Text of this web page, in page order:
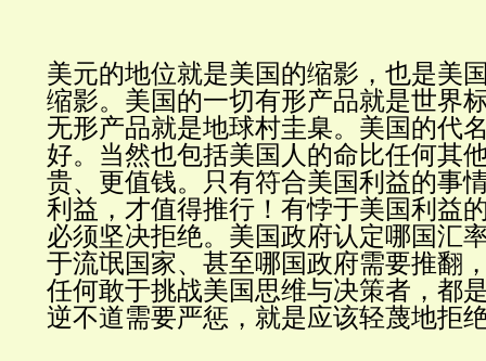
美元的地位就是美国的缩影，也是美
缩影。美国的一切有形产品就是世界
无形产品就是地球村圭臬。美国的代
好。当然也包括美国人的命比任何其
贵、更值钱。只有符合美国利益的事
利益，才值得推行！有悖于美国利益
必须坚决拒绝。美国政府认定哪国汇
于流氓国家、甚至哪国政府需要推翻
任何敢于挑战美国思维与决策者，都
逆不道需要严惩，就是应该轻蔑地拒